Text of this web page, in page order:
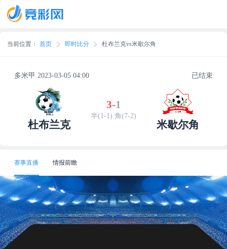
当前位置： 首页 即时比分 杜布兰克vs米歇尔角
多米甲 2023-03-05 04:00 已结束
杜布兰克
3-1
半(1-1) 角(7-2)
米歇尔角
赛事直播 情报前瞻